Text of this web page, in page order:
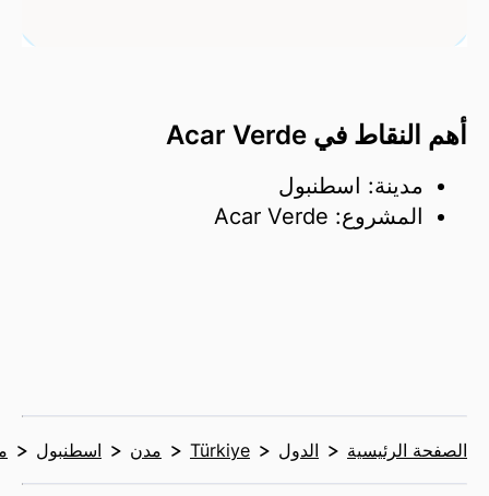
أهم النقاط في Acar Verde
مدينة: اسطنبول
المشروع: Acar Verde
الصفحة الرئيسية الدول Türkiye مدن اسطنبول